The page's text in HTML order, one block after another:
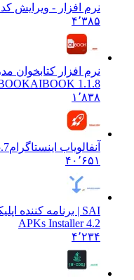
نرم افزار - ویرایش
۴٬۳۸۵
نرم افزار کتابخوان
AIBOOK 1.1.8
۱٬۸۳۸
آنفالویاب اینستاگرام
۴۰٬۶۵۱
SAI | برنامه کننده اپلیکیشن چند تکه برای اندروید
APKs Installer 4.2
۴٬۲۳۴